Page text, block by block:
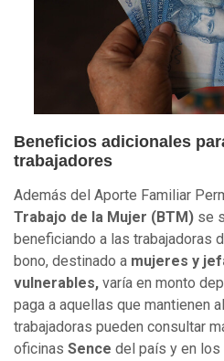
Beneficios adicionales
trabajadores
Además del Aporte Familiar
Trabajo de la Mujer (BTM) se
beneficiando a las trabajadoras
bono, destinado a mujeres y
vulnerables, varía en monto
paga a aquellas que mantienen
trabajadoras pueden consultar
oficinas Sence del país y en los